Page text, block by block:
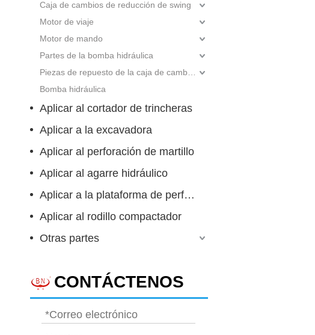
Caja de cambios de reducción de swing
Motor de viaje
Motor de mando
Partes de la bomba hidráulica
Bomba hidráulica
Aplicar al cortador de trincheras
Aplicar a la excavadora
Aplicar al perforación de martillo
Aplicar al agarre hidráulico
Aplicar a la plataforma de perforación rotativa
Aplicar al rodillo compactador
Otras partes
CONTÁCTENOS